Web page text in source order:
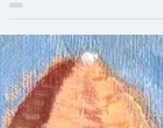
Collioure